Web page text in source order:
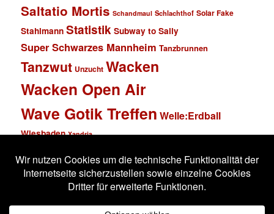
Saltatio Mortis Schandmaul Schlachthof Solar Fake
Stahlmann Statistik Subway to Sally
Super Schwarzes Mannheim Tanzbrunnen
Tanzwut Unzucht Wacken
Wacken Open Air
Wave Gotik Treffen Welle:Erdball
Wiesbaden Xandria
Impressum